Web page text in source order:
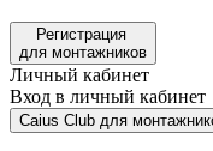
Регистрация
для монтажников
Личный кабинет
Вход в личный кабинет
Caius Club для